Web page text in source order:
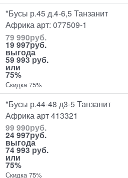
*Бусы р.45 д.4-6,5 Танзанит
Африка арт: 077509-1
79 990руб.
19 997руб.
выгода
59 993 руб.
или
75%
Скидка 75%
*Бусы р.44-48 д3-5 Танзанит
Африка арт 413321
99 990руб.
24 997руб.
выгода
74 993 руб.
или
75%
Скидка 75%